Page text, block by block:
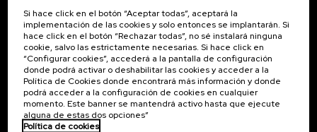
Contacto
Palacio Miramar
Paseo de Miraconcha, 48
20007 Donostia / San Sebastián
Gipuzkoa, Spain
Contacta con nosotros
De interés...
Actividades anteriores
Si hace click en el botón “Aceptar todas”, aceptará la
implementación de las cookies y solo entonces se implantarán. Si
hace click en el botón “Rechazar todas”, no sé instalará ninguna
cookie, salvo las estrictamente necesarias. Si hace click en
“Configurar cookies”, accederá a la pantalla de configuración
donde podrá activar o deshabilitar las cookies y acceder a la
Política de Cookies donde encontrará más información y donde
podrá acceder a la configuración de cookies en cualquier
momento. Este banner se mantendrá activo hasta que ejecute
alguna de estas dos opciones”
Política de cookies